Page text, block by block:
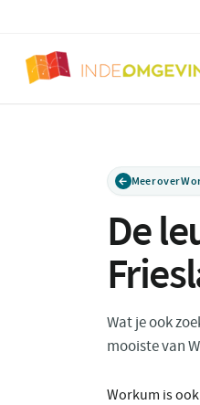
Meer over
De
Wat je ook
mooiste van
Workum is